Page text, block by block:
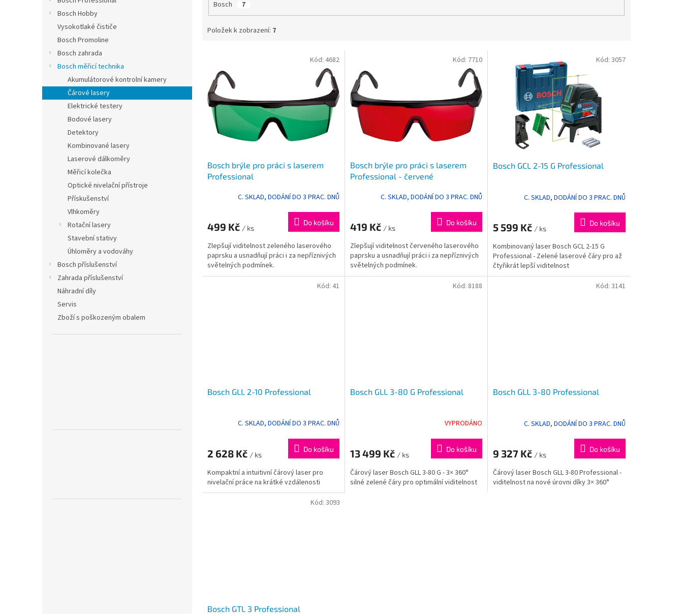
Bosch Hobby
Vysokotlaké čističe
Bosch Promoline
Bosch zahrada
Bosch měřicí technika
Akumulátorové kontrolní kamery
Čárové lasery
Elektrické testery
Bodové lasery
Detektory
Kombinované lasery
Laserové dálkoměry
Měřicí kolečka
Optické nivelační přístroje
Přískušenství
Vlhkoměry
Rotační lasery
Stavební stativy
Úhloměry a vodováhy
Bosch příslušenství
Zahrada příslušenství
Náhradní díly
Servis
Zboží s poškozeným obalem
Bosch 7
Položek k zobrazení: 7
Bosch brýle pro práci s laserem
Professional
C. SKLAD, DODÁNÍ DO 3 PRAC. DNŮ
499 Kč / ks
Do košíku
Zlepšují viditelnost zeleného laserového
paprsku a usnadňují práci i za nepříznivých
světelných podmínek.
Kód: 4682
Bosch brýle pro práci s laserem
Professional - červené
C. SKLAD, DODÁNÍ DO 3 PRAC. DNŮ
419 Kč / ks
Do košíku
Zlepšují viditelnost červeného laserového
paprsku a usnadňují práci i za nepříznivých
světelných podmínek.
Kód: 7710
Bosch GCL 2-15 G Professional
C. SKLAD, DODÁNÍ DO 3 PRAC. DNŮ
5 599 Kč / ks
Do košíku
Kombinovaný laser Bosch GCL 2-15 G
Professional - Zelené laserové čáry pro až
čtyřikrát lepší viditelnost
Kód: 3057
Bosch GLL 2-10 Professional
C. SKLAD, DODÁNÍ DO 3 PRAC. DNŮ
2 628 Kč / ks
Do košíku
Kompaktní a intuitivní čárový laser pro
nivelační práce na krátké vzdálenosti
Kód: 41
Bosch GLL 3-80 G Professional
VYPRODÁNO
13 499 Kč / ks
Do košíku
Čárový laser Bosch GLL 3-80 G - 3× 360°
silné zelené čáry pro optimální viditelnost
Kód: 8188
Bosch GLL 3-80 Professional
C. SKLAD, DODÁNÍ DO 3 PRAC. DNŮ
9 327 Kč / ks
Do košíku
Čárový laser Bosch GLL 3-80 Professional -
viditelnost na nové úrovni díky 3× 360°
Kód: 3141
Bosch GTL 3 Professional
Kód: 3093